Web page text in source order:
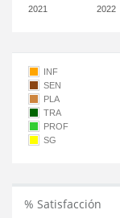
2021 2022
INF
SEN
PLA
TRA
PROF
SG
% Satisfacción